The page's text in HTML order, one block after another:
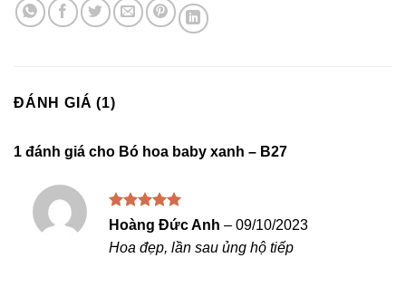
ĐÁNH GIÁ (1)
1 đánh giá cho Bó hoa baby xanh – B27
Được xếp
55
sao
Hoàng Đức Anh – 09/10/2023
Hoa đẹp, lần sau ủng hộ tiếp